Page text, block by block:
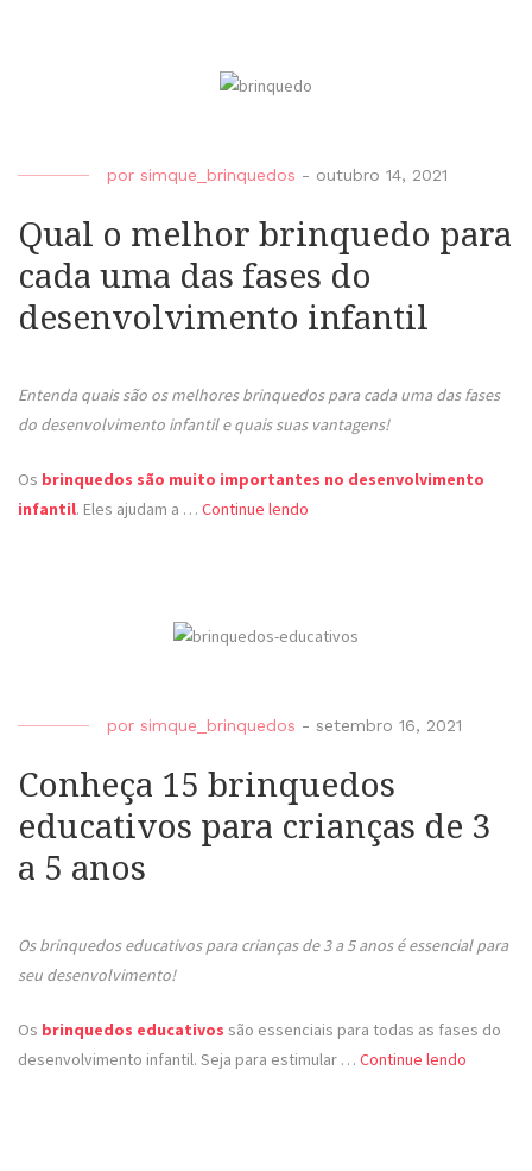
por simque_brinquedos - outubro 14, 2021
Qual o melhor brinquedo para
cada uma das fases do
desenvolvimento infantil
Entenda quais são os melhores brinquedos para cada uma das fases
do desenvolvimento infantil e quais suas vantagens!
Os brinquedos são muito importantes no desenvolvimento
infantil. Eles ajudam a … Continue lendo
por simque_brinquedos - setembro 16, 2021
Conheça 15 brinquedos
educativos para crianças de 3
a 5 anos
Os brinquedos educativos para crianças de 3 a 5 anos é essencial para
seu desenvolvimento!
Os brinquedos educativos são essenciais para todas as fases do
desenvolvimento infantil. Seja para estimular … Continue lendo